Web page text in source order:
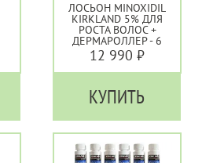
ЛОСЬОН MINOXIDIL
KIRKLAND 5% ДЛЯ
РОСТА ВОЛОС +
ДЕРМАРОЛЛЕР - 6
ФЛАКОНОВ
12 990 ₽
КУПИТЬ